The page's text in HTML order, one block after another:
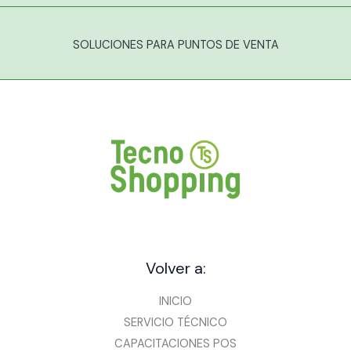
SOLUCIONES PARA PUNTOS DE VENTA
Volver a:
INICIO
SERVICIO TÉCNICO
CAPACITACIONES POS